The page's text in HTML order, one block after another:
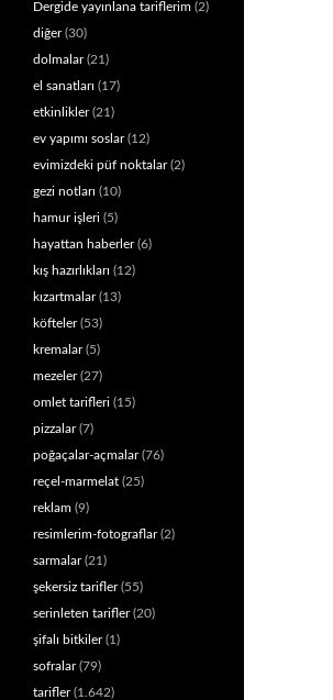
Dergide yayınlana tariflerim (2)
diğer(30)
dolmalar(21)
el sanatları (17)
etkinlikler(21)
ev yapımı soslar(12)
evimizdeki püf noktalar(2)
gezi notları (10)
hamur işleri (5)
hayattan haberler(6)
kış hazırlıkları (12)
kızartmalar(13)
köfteler(53)
kremalar(5)
mezeler(27)
omlet tarifleri (15)
pizzalar(7)
poğaçalar-açmalar(76)
reçel-marmelat (25)
reklam (9)
resimlerim-fotograflar(2)
sarmalar(21)
şekersiz tarifler(55)
serinleten tarifler(20)
şifalı bitkiler(1)
sofralar(79)
tarifler(1.642)